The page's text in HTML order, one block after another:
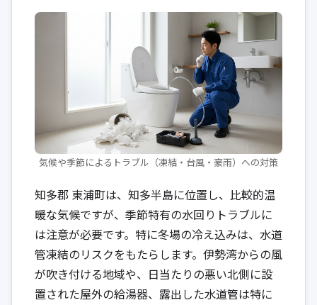
気候や季節によるトラブル（凍結・台風・豪雨）への対策
知多郡 東浦町は、知多半島に位置し、比較的温
暖な気候ですが、季節特有の水回りトラブルに
は注意が必要です。特に冬場の冷え込みは、水道
管凍結のリスクをもたらします。伊勢湾からの風
が吹き付ける地域や、日当たりの悪い北側に設
置された屋外の給湯器、露出した水道管は特に